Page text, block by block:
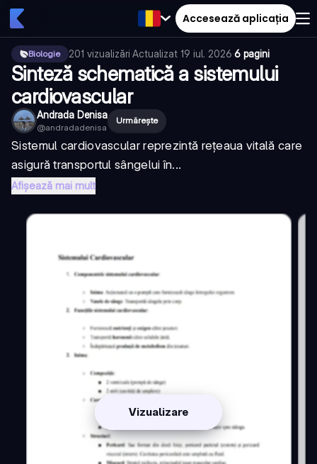
Accesează aplicația
Biologie 201 vizualizări·Actualizat 19 iul. 2026·6 pagini
Sinteză schematică a sistemului
cardiovascular
Andrada Denisa
@andradadenisa
Urmărește
Sistemul cardiovascular reprezintă rețeaua vitală care
asigură transportul sângelui în...
Afișează mai mult
Vizualizare